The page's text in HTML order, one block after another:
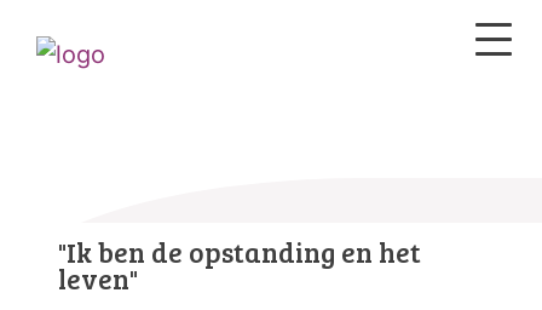
"Ik ben de opstanding en het
leven"